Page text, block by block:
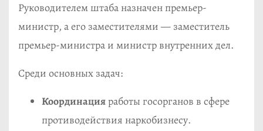
Руководителем штаба назначен премьер-
министр, а его заместителями — заместитель
премьер-министра и министр внутренних дел.
Среди основных задач:
Координацияработы госорганов в сфере
противодействия наркобизнесу.